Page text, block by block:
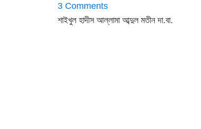
3 Comments
শাইখুল হাদীস আল্লামা আব্দুল মতীন দা.বা.